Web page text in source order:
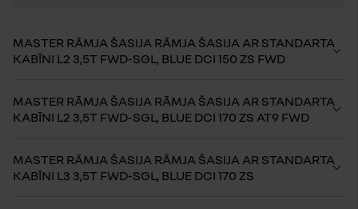
MASTER RĀMJA ŠASIJA RĀMJA ŠASIJA AR STANDARTA
KABĪNI L2 3,5T FWD-SGL, BLUE DCI 150 ZS FWD
MASTER RĀMJA ŠASIJA RĀMJA ŠASIJA AR STANDARTA
KABĪNI L2 3,5T FWD-SGL, BLUE DCI 170 ZS AT9 FWD
MASTER RĀMJA ŠASIJA RĀMJA ŠASIJA AR STANDARTA
KABĪNI L3 3,5T FWD-SGL, BLUE DCI 170 ZS